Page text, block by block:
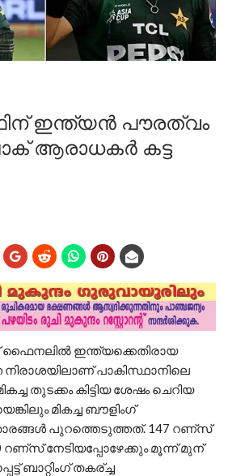
ഇന്ത്യൻ പൗരത്വം
ആരാധകർ കട്ട
ഇന്ത്യക്കെതിരായ
പാകിസ്ഥാനിലെ
തുടക്കം കിട്ടിയ ശേഷം ചെറിയ
മികച്ച ബൗളിംഗ്
പുറത്തെടുത്തത്. 147 റണ്സ്
റണ്സ് നേടിയപ്പോഴേക്കും മൂന്ന് മുന്
ബാറ്റിംഗ് തകര്ച്ച